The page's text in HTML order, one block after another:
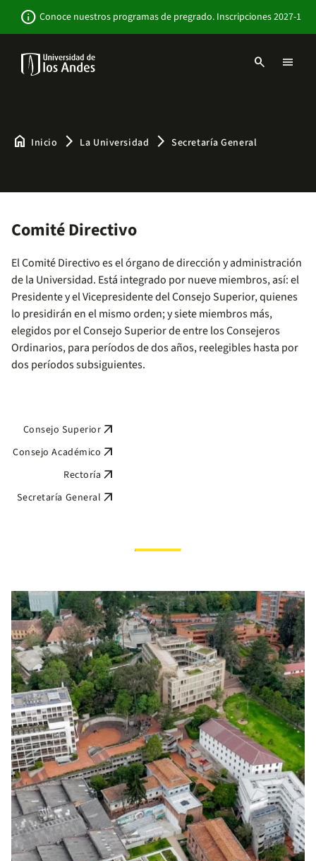
contenido
info Conoce nuestros programas de pregrado. Inscripciones 2027-1
search menu
home Inicio arrow_forward_ios La Universidad arrow_forward_ios Secretaría General
Comité Directivo
El Comité Directivo es el órgano de dirección y administración
de la Universidad. Está integrado por nueve miembros, así: el
Presidente y el Vicepresidente del Consejo Superior, quienes
lo presidirán en el mismo orden; y siete miembros más,
elegidos por el Consejo Superior de entre los Consejeros
Ordinarios, para períodos de dos años, reelegibles hasta por
dos períodos subsiguientes.
Consejo Superior arrow_outward
Consejo Académico arrow_outward
Rectoría arrow_outward
Secretaría General arrow_outward